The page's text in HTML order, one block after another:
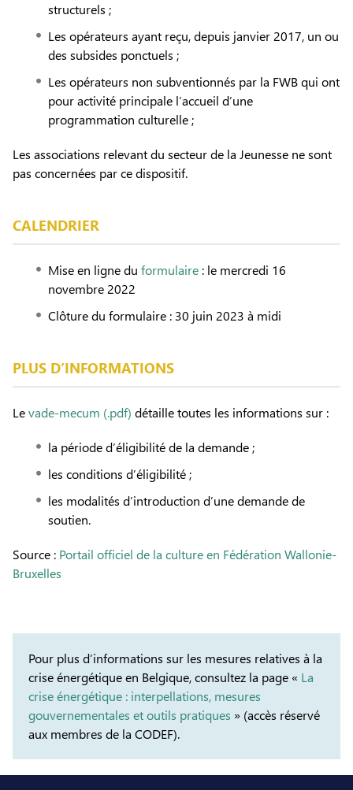
structurels ;
Les opérateurs ayant reçu, depuis janvier 2017, un ou
des subsides ponctuels ;
Les opérateurs non subventionnés par la FWB qui ont
pour activité principale l’accueil d’une
programmation culturelle ;
Les associations relevant du secteur de la Jeunesse ne sont
pas concernées par ce dispositif.
CALENDRIER
Mise en ligne du formulaire : le mercredi 16
novembre 2022
Clôture du formulaire : 30 juin 2023 à midi
PLUS D’INFORMATIONS
Levade-mecum (.pdf) détaille toutes les informations sur :
la période d’éligibilité de la demande ;
les conditions d’éligibilité ;
les modalités d’introduction d’une demande de
soutien.
Source : Portail officiel de la culture en Fédération Wallonie-
Bruxelles
Pour plus d’informations sur les mesures relatives à la
crise énergétique en Belgique, consultez la page « La
crise énergétique : interpellations, mesures
gouvernementales et outils pratiques » (accès réservé
aux membres de la CODEF).